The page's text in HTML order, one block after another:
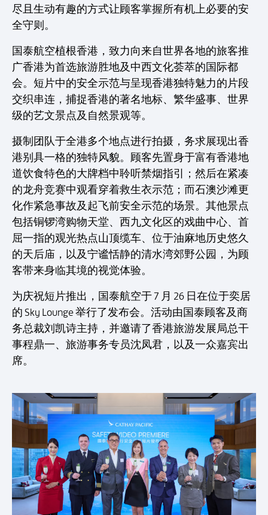
尽且生动有趣的方式让顾客掌握所有机上必要的安
全守则。
国泰航空植根香港，致力向来自世界各地的旅客推
广香港为首选旅游胜地及中西文化荟萃的国际都
会。短片中的安全示范与呈现香港独特魅力的片段
交织串连，捕捉香港的著名地标、繁华盛事、世界
级的艺文景点及自然景观等。
摄制团队于全港多个地点进行拍摄，务求展现出香
港别具一格的独特风貌。顾客先置身于富有香港地
道饮食特色的大牌档中聆听禁烟指引；然后在紧凑
的龙舟竞赛中观看穿着救生衣示范；而石澳沙滩更
化作紧急事故及起飞前安全示范的场景。其他景点
包括铜锣湾购物天堂、西九文化区的戏曲中心、首
屈一指的观光热点山顶缆车、位于油麻地历史悠久
的天后庙，以及宁谧恬静的清水湾郊野公园，为顾
客带来身临其境的视觉体验。
为庆祝短片推出，国泰航空于 7 月 26 日在位于奕居
的 Sky Lounge 举行了发布会。活动由国泰顾客及商
务总裁刘凯诗主持，并邀请了香港旅游发展局总干
事程鼎一、旅游事务专员沈凤君，以及一众嘉宾出
席。